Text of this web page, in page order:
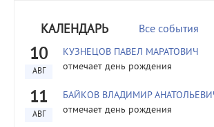
КАЛЕНДАРЬ Все события
10
АВГ
КУЗНЕЦОВ ПАВЕЛ МАРАТОВИЧ
отмечает день рождения
11
АВГ
БАЙКОВ ВЛАДИМИР
отмечает день рождения